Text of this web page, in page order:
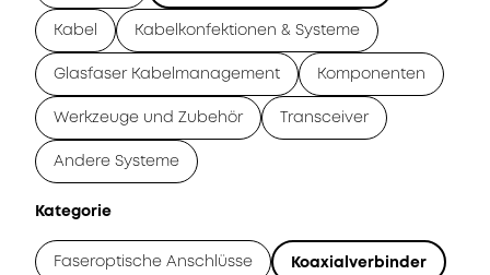
Kabel Kabelkonfektionen & Systeme
Glasfaser Kabelmanagement Komponenten
Werkzeuge und Zubehör Transceiver
Andere Systeme
Kategorie
Faseroptische Anschlüsse Koaxialverbinder